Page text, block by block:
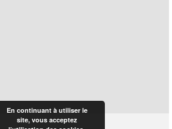
En continuant à utiliser le
site, vous acceptez